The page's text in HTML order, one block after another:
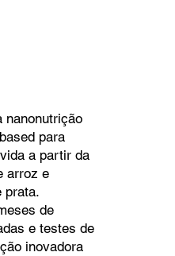
nanonutrição
para
a partir da
arroz e
prata.
de
e testes de
inovadora